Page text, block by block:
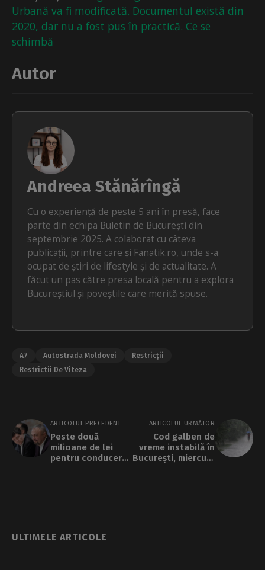
Urbană va fi modificată. Documentul există din
2020, dar nu a fost pus în practică. Ce se
schimbă
Autor
Andreea Stănărîngă
Cu o experiență de peste 5 ani în presă, face
parte din echipa Buletin de București din
septembrie 2025. A colaborat cu câteva
publicații, printre care și Fanatik.ro, unde s-a
ocupat de știri de lifestyle și de actualitate. A
făcut un pas către presa locală pentru a explora
Bucureștiul și poveștile care merită spuse.
A7 Autostrada Moldovei
Restricții
Restrictii De Viteza
ARTICOLUL PRECEDENT
Peste două
milioane de lei
pentru conducerea
ARTICOLUL URMĂTOR
Cod galben de
vreme instabilă în
București, miercuri.
ULTIMELE ARTICOLE